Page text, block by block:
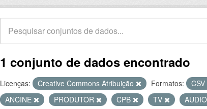
1 conjunto de dados encontrado
Licenças: Creative Commons Atribuição Formatos: CSV
ANCINE
PRODUTOR CPB TV